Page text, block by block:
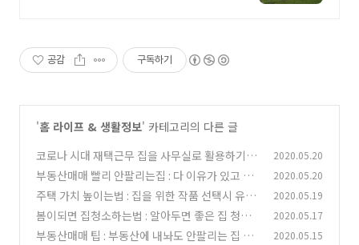
공감 구독하기
'홈 라이프 & 생활정보' 카테고리의 다른 글
코로나 시대 재택근무 집을 사무실로 활용하기 :
홈 오피스 인테리어 아이디어
(0)
2020.05.20
부동산매매 빨리 안팔리는집 : 다 이유가 있고 집
주인 빼고 다 안다 (0)
2020.05.20
주택 가치 높이는법 : 집을 위한 작품 선택시 유용
한 팁들 (0)
2020.05.19
봄이되면 집청소하는법 : 알아두면 좋은 집 청소
점검 항목 16 가지
(0)
2020.05.17
부동산매매 팁 : 부동산에 내놔도 안팔리는 집 빨
2020.05.15